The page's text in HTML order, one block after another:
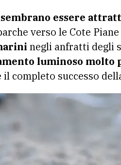
essere
verso le Cote
negli anfratti degli
luminoso molto
completo successo